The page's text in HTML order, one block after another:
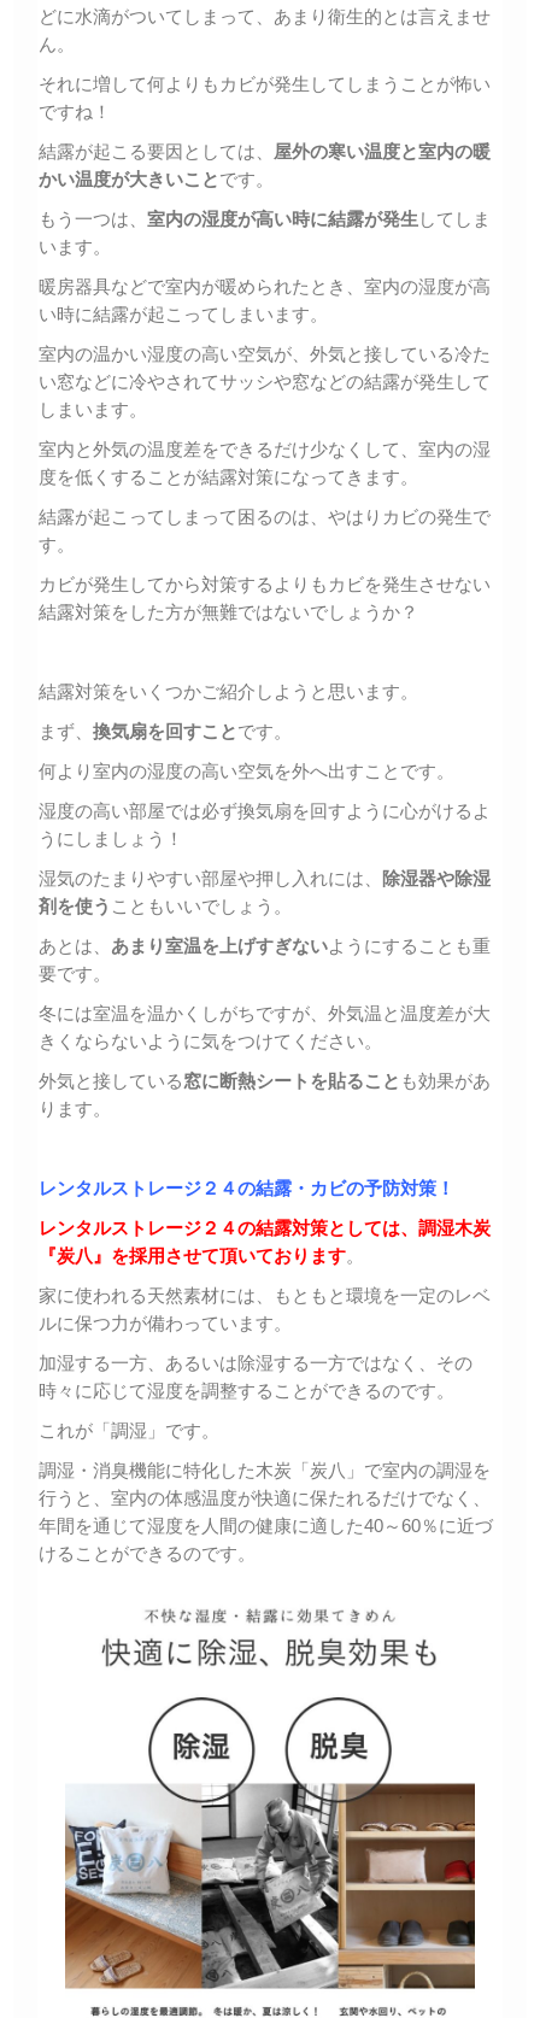
どに水滴がついてしまって、あまり衛生的とは言えませ
ん。
それに増して何よりもカビが発生してしまうことが怖い
ですね！
結露が起こる要因としては、 屋外の寒い温度と室内の暖
かい温度が大きいことです。
もう一つは、 室内の湿度が高い時に結露が発生 してしま
います。
暖房器具などで室内が暖められたとき、室内の湿度が高
い時に結露が起こってしまいます。
室内の温かい湿度の高い空気が、外気と接している冷た
い窓などに冷やされてサッシや窓などの結露が発生して
しまいます。
室内と外気の温度差をできるだけ少なくして、室内の湿
度を低くすることが結露対策になってきます。
結露が起こってしまって困るのは、やはりカビの発生で
す。
カビが発生してから対策するよりもカビを発生させない
結露対策をした方が無難ではないでしょうか？
結露対策をいくつかご紹介しようと思います。
まず、 換気扇を回すことです。
何より室内の湿度の高い空気を外へ出すことです。
湿度の高い部屋では必ず換気扇を回すように心がけるよ
うにしましょう！
湿気のたまりやすい部屋や押し入れには、
除湿器や除湿
剤を使う こともいいでしょう。
あとは、 あまり室温を上げすぎないようにすることも重
要です。
冬には室温を温かくしがちですが、外気温と温度差が大
きくならないように気をつけてください。
外気と接している窓に断熱シートを貼ること も効果があ
ります。
レンタルストレージ２４の結露・カビの予防対策！
レンタルストレージ２４の結露対策としては、調湿木炭
『炭八』を採用させて頂いております。
家に使われる天然素材には、もともと環境を一定のレベ
ルに保つ力が備わっています。
加湿する一方、あるいは除湿する一方ではなく、その
時々に応じて湿度を調整することができるのです。
これが「調湿」です。
調湿・消臭機能に特化した木炭「炭八」で室内の調湿を
行うと、室内の体感温度が快適に保たれるだけでなく、
年間を通じて湿度を人間の健康に適した40～60％に近づ
けることができるのです。